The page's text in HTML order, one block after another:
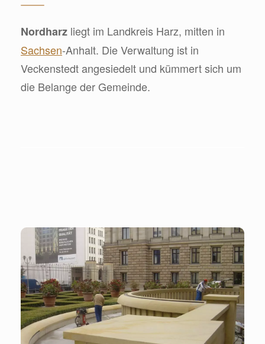
Nordharz liegt im Landkreis Harz, mitten in
Sachsen-Anhalt. Die Verwaltung ist in
Veckenstedt angesiedelt und kümmert sich um
die Belange der Gemeinde.